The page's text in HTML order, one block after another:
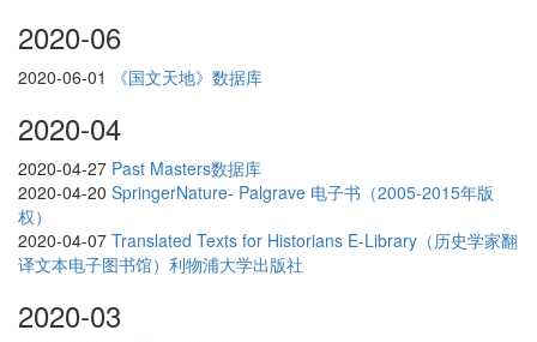
2020-06
2020-06-01 《国文天地》数据库
2020-04
2020-04-27 Past Masters数据库
2020-04-20 SpringerNature- Palgrave 电子书（2005-2015年版
权）
2020-04-07 Translated Texts for Historians E-Library（历史学家翻
译文本电子图书馆）利物浦大学出版社
2020-03